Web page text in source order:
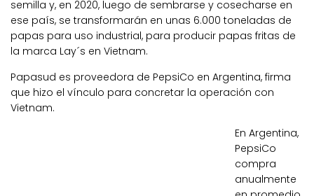
semilla y, en 2020, luego de sembrarse y cosecharse en
ese país, se transformarán en unas 6.000 toneladas de
papas para uso industrial, para producir papas fritas de
la marca Lay´s en Vietnam.
Papasud es proveedora de PepsiCo en Argentina, firma
que hizo el vínculo para concretar la operación con
Vietnam.
En Argentina,
PepsiCo
compra
anualmente